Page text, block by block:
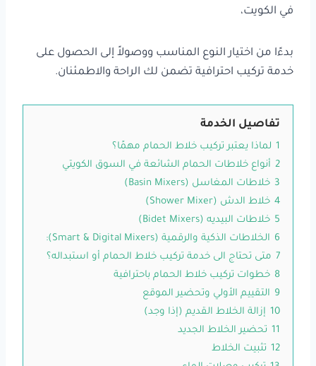
في الكويت،
بدءًا من اختيار النوع المناسب ووصولاً إلى الحصول على
خدمة تركيب احترافية تضمن لك الراحة والاطمئنان.
تفاصيل الخدمة
1 لماذا يعتبر تركيب خلاط الحمام مهمًا؟
2 أنواع خلاطات الحمام الشائعة في السوق الكويتي
3 خلاطات المغاسل (Basin Mixers)
4 خلاط الدش (Shower Mixer)
5 خلاطات البيديه (Bidet Mixers)
6 الخلاطات الذكية والرقمية (Smart & Digital Mixers):
7 متى تحتاج الى خدمة تركيب خلاط الحمام أو استبداله؟
8 خطوات تركيب خلاط الحمام باحترافية
9 التقييم الأولي وتحضير الموقع
10 إزالة الخلاط القديم (إذا وجد)
11 تحضير الخلاط الجديد
12 تثبيت الخلاط